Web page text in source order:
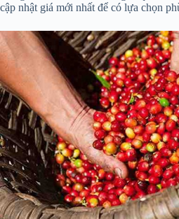
cập nhật giá mới nhất để có lựa chọn